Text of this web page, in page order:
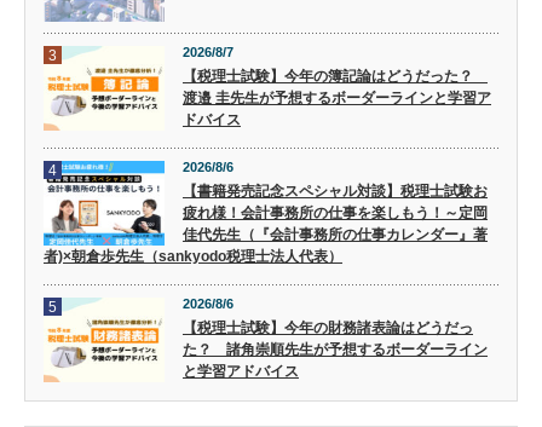
3 2026/8/7
【税理士試験】今年の簿記論はどうだった？
渡邉 圭先生が予想するボーダーラインと学習ア
ドバイス
4 2026/8/6
【書籍発売記念スペシャル対談】税理士試験お
疲れ様！会計事務所の仕事を楽しもう！～定岡
佳代先生（『会計事務所の仕事カレンダー』著
者)×朝倉歩先生（sankyodo税理士法人代表）
5 2026/8/6
【税理士試験】今年の財務諸表論はどうだっ
た？ 諸角崇順先生が予想するボーダーライン
と学習アドバイス